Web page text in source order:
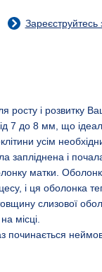
Зареєструйтесь
росту і розвитку
7 до 8 мм, що
усім
запліднена і
матки.
і ця оболонка
слизової
місці.
починається